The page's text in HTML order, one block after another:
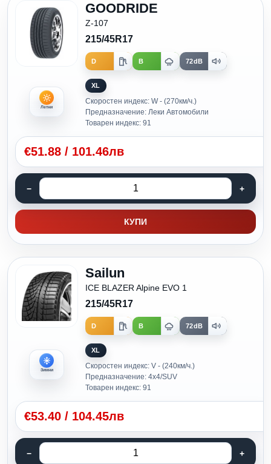
Летни
GOODRIDE
Z-107
215/45R17
D B 72dB
XL
Скоростен индекс: W - (270км/ч.)
Предназначение: Леки Автомобили
Товарен индекс: 91
€51.88 / 101.46лв
КУПИ
Зимни
Sailun
ICE BLAZER Alpine EVO 1
215/45R17
D B 72dB
XL
Скоростен индекс: V - (240км/ч.)
Предназначение: 4x4/SUV
Товарен индекс: 91
€53.40 / 104.45лв